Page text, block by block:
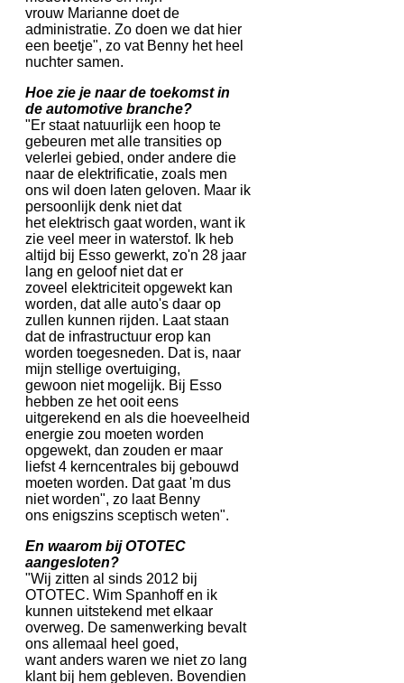
vrouw Marianne doet de
administratie. Zo doen we dat hier
een beetje", zo vat Benny het heel
nuchter samen.
Hoe zie je naar de toekomst in
de automotive branche?
"Er staat natuurlijk een hoop te
gebeuren met alle transities op
velerlei gebied, onder andere die
naar de elektrificatie, zoals men
ons wil doen laten geloven. Maar ik
persoonlijk denk niet dat
het elektrisch gaat worden, want ik
zie veel meer in waterstof. Ik heb
altijd bij Esso gewerkt, zo'n 28 jaar
lang en geloof niet dat er
zoveel elektriciteit opgewekt kan
worden, dat alle auto's daar op
zullen kunnen rijden. Laat staan
dat de infrastructuur erop kan
worden toegesneden. Dat is, naar
mijn stellige overtuiging,
gewoon niet mogelijk. Bij Esso
hebben ze het ooit eens
uitgerekend en als die hoeveelheid
energie zou moeten worden
opgewekt, dan zouden er maar
liefst 4 kerncentrales bij gebouwd
moeten worden. Dat gaat 'm dus
niet worden", zo laat Benny
ons enigszins sceptisch weten".
En waarom bij OTOTEC
aangesloten?
"Wij zitten al sinds 2012 bij
OTOTEC. Wim Spanhoff en ik
kunnen uitstekend met elkaar
overweg. De samenwerking bevalt
ons allemaal heel goed,
want anders waren we niet zo lang
klant bij hem gebleven. Bovendien